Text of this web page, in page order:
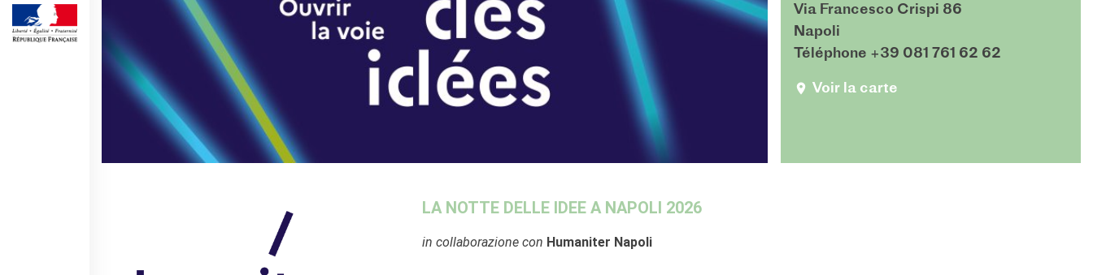
Contacts et horaires
IF Italia
Carte de membre
Nos partenaires
Diventare sponsor
Certificazione ISO UNI EN
LA NOTTE DELLE IDEE A NAPOLI 2026
in collaborazione con Humaniter Napoli
Via Francesco Crispi 86
Napoli
Téléphone +39 081 761 62 62
Voir la carte